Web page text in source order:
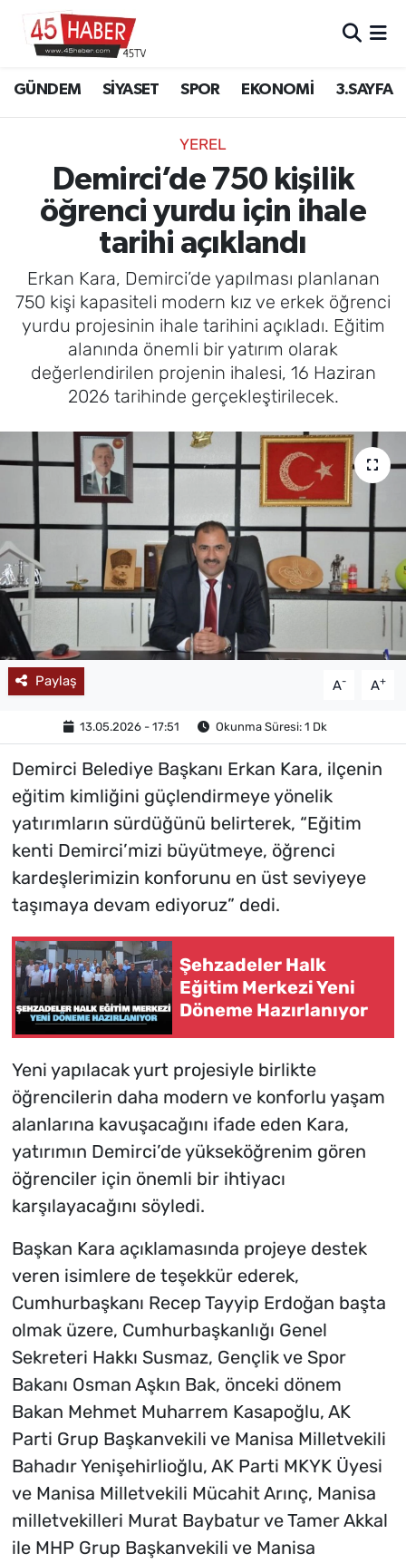
GÜNDEM SİYASET SPOR EKONOMİ 3.SAYFA
YEREL
Demirci’de 750 kişilik
öğrenci yurdu için ihale
tarihi açıklandı
Erkan Kara, Demirci’de yapılması planlanan
750 kişi kapasiteli modern kız ve erkek öğrenci
yurdu projesinin ihale tarihini açıkladı. Eğitim
alanında önemli bir yatırım olarak
değerlendirilen projenin ihalesi, 16 Haziran
2026 tarihinde gerçekleştirilecek.
Paylaş A- A+
13.05.2026 - 17:51 Okunma Süresi: 1 Dk
Demirci Belediye Başkanı Erkan Kara, ilçenin
eğitim kimliğini güçlendirmeye yönelik
yatırımların sürdüğünü belirterek, “Eğitim
kenti Demirci’mizi büyütmeye, öğrenci
kardeşlerimizin konforunu en üst seviyeye
taşımaya devam ediyoruz” dedi.
Şehzadeler Halk
Eğitim Merkezi Yeni
Döneme Hazırlanıyor
Yeni yapılacak yurt projesiyle birlikte
öğrencilerin daha modern ve konforlu yaşam
alanlarına kavuşacağını ifade eden Kara,
yatırımın Demirci’de yükseköğrenim gören
öğrenciler için önemli bir ihtiyacı
karşılayacağını söyledi.
Başkan Kara açıklamasında projeye destek
veren isimlere de teşekkür ederek,
Cumhurbaşkanı Recep Tayyip Erdoğan başta
olmak üzere, Cumhurbaşkanlığı Genel
Sekreteri Hakkı Susmaz, Gençlik ve Spor
Bakanı Osman Aşkın Bak, önceki dönem
Bakan Mehmet Muharrem Kasapoğlu, AK
Parti Grup Başkanvekili ve Manisa Milletvekili
Bahadır Yenişehirlioğlu, AK Parti MKYK Üyesi
ve Manisa Milletvekili Mücahit Arınç, Manisa
milletvekilleri Murat Baybatur ve Tamer Akkal
ile MHP Grup Başkanvekili ve Manisa
SİYASET
EKONOMİ
3.SAYFA
EĞİTİM
SAĞLIK
YAŞAM
MAGAZİN
Manisa Hava Durumu
Manisa Namaz Vakitleri
Manisa Trafik Yoğunluk Haritası
Süper Lig Puan Durumu ve Fikstür
Tüm Manşetler
Son Dakika Haberleri
Haber Arşivi